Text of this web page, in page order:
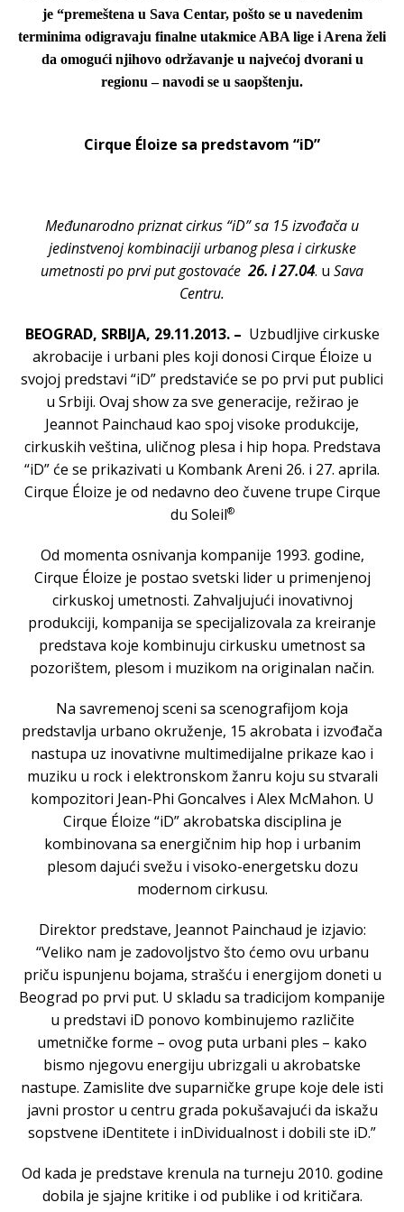
je “premeštena u Sava Centar, pošto se u navedenim
terminima odigravaju finalne utakmice ABA lige i Arena želi
da omogući njihovo održavanje u najvećoj dvorani u
regionu – navodi se u saopštenju.
Cirque Éloize sa predstavom “iD”
Međunarodno priznat cirkus “iD” sa 15 izvođača u
jedinstvenoj kombinaciji urbanog plesa i cirkuske
umetnosti po prvi put gostovaće 26. i 27.04. u Sava
Centru.
BEOGRAD, SRBIJA, 29.11.2013. – Uzbudljive cirkuske
akrobacije i urbani ples koji donosi Cirque Éloize u
svojoj predstavi “iD” predstaviće se po prvi put publici
u Srbiji. Ovaj show za sve generacije, režirao je
Jeannot Painchaud kao spoj visoke produkcije,
cirkuskih veština, uličnog plesa i hip hopa. Predstava
“iD” će se prikazivati u Kombank Areni 26. i 27. aprila.
Cirque Éloize je od nedavno deo čuvene trupe Cirque
du Soleil®
Od momenta osnivanja kompanije 1993. godine,
Cirque Éloize je postao svetski lider u primenjenoj
cirkuskoj umetnosti. Zahvaljujući inovativnoj
produkciji, kompanija se specijalizovala za kreiranje
predstava koje kombinuju cirkusku umetnost sa
pozorištem, plesom i muzikom na originalan način.
Na savremenoj sceni sa scenografijom koja
predstavlja urbano okruženje, 15 akrobata i izvođača
nastupa uz inovativne multimedijalne prikaze kao i
muziku u rock i elektronskom žanru koju su stvarali
kompozitori Jean-Phi Goncalves i Alex McMahon. U
Cirque Éloize “iD” akrobatska disciplina je
kombinovana sa energičnim hip hop i urbanim
plesom dajući svežu i visoko-energetsku dozu
modernom cirkusu.
Direktor predstave, Jeannot Painchaud je izjavio:
“Veliko nam je zadovoljstvo što ćemo ovu urbanu
priču ispunjenu bojama, strašću i energijom doneti u
Beograd po prvi put. U skladu sa tradicijom kompanije
u predstavi iD ponovo kombinujemo različite
umetničke forme – ovog puta urbani ples – kako
bismo njegovu energiju ubrizgali u akrobatske
nastupe. Zamislite dve suparničke grupe koje dele isti
javni prostor u centru grada pokušavajući da iskažu
sopstvene iDentitete i inDividualnost i dobili ste iD.”
Od kada je predstave krenula na turneju 2010. godine
dobila je sjajne kritike i od publike i od kritičara.